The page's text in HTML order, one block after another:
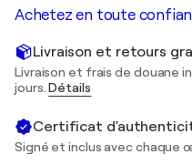
Achetez en toute
Livraison et retours
Livraison et frais de douane
jours.Détails
Certificat
Signé et inclus avec chaque